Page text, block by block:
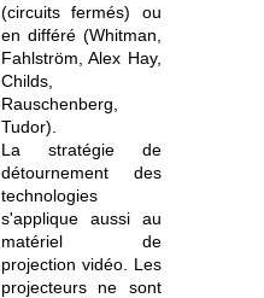
(circuits fermés) ou
en différé (Whitman,
Fahlström, Alex Hay,
Childs,
Rauschenberg,
Tudor).
La stratégie de
détournement des
technologies
s'applique aussi au
matériel de
projection vidéo. Les
projecteurs ne sont